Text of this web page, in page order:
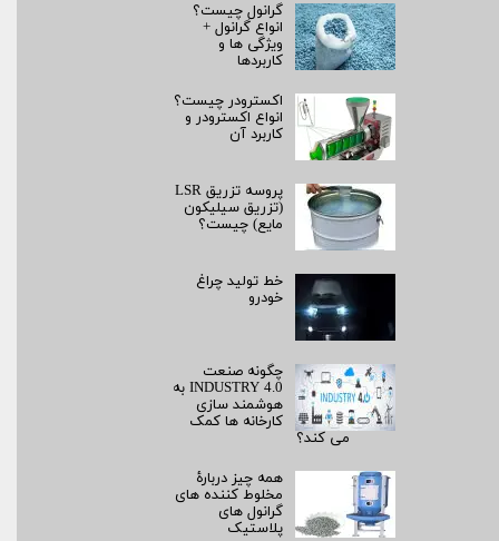
گرانول چیست؟
انواع گرانول +
ویژگی ها و
کاربردها
اکسترودر چیست؟
انواع اکسترودر و
کاربرد آن
پروسه تزریق LSR
(تزریق سیلیکون
مایع) چیست؟
خط تولید چراغ
خودرو
چگونه صنعت
INDUSTRY 4.0 به
هوشمند سازی
کارخانه ها کمک
می کند؟
همه چیز دربارۀ
مخلوط کننده های
گرانول های
پلاستیک